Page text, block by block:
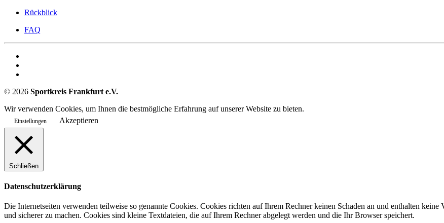
Rückblick
FAQ
© 2026 Sportkreis Frankfurt e.V.
Wir verwenden Cookies, um Ihnen die bestmögliche Erfahrung auf unserer Website zu bieten.
Einstellungen Akzeptieren
Schließen
Datenschutzerklärung
Die Internetseiten verwenden teilweise so genannte Cookies. Cookies richten auf Ihrem Rechner keinen Schaden an und enthalten
und sicherer zu machen. Cookies sind kleine Textdateien, die auf Ihrem Rechner abgelegt werden und die Ihr Browser speichert.